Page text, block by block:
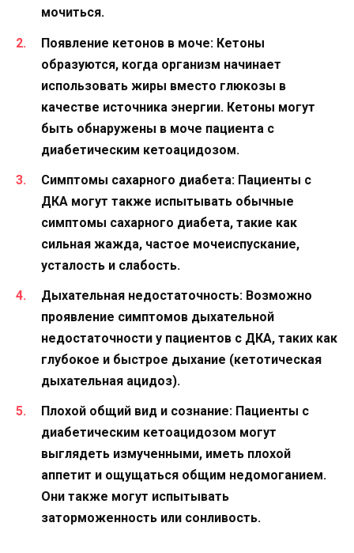
мочиться.
Появление кетонов в моче: Кетоны
образуются, когда организм начинает
использовать жиры вместо глюкозы в
качестве источника энергии. Кетоны могут
быть обнаружены в моче пациента с
диабетическим кетоацидозом.
Симптомы сахарного диабета: Пациенты с
ДКА могут также испытывать обычные
симптомы сахарного диабета, такие как
сильная жажда, частое мочеиспускание,
усталость и слабость.
Дыхательная недостаточность: Возможно
проявление симптомов дыхательной
недостаточности у пациентов с ДКА, таких как
глубокое и быстрое дыхание (кетотическая
дыхательная ацидоз).
Плохой общий вид и сознание: Пациенты с
диабетическим кетоацидозом могут
выглядеть измученными, иметь плохой
аппетит и ощущаться общим недомоганием.
Они также могут испытывать
заторможенность или сонливость.